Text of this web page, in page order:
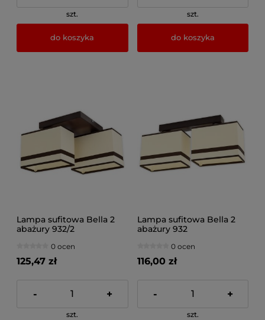
szt.
do koszyka
szt.
do koszyka
Lampa sufitowa Bella 2
abażury 932/2
0 ocen
125,47 zł
- +
szt.
Lampa sufitowa Bella 2
abażury 932
0 ocen
116,00 zł
- +
szt.